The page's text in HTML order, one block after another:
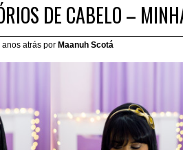
DE CABELO –
atrás por Maanuh Scotá